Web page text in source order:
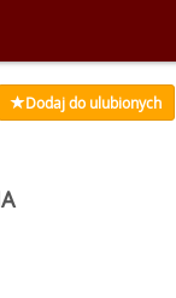
Dodaj do ulubionych